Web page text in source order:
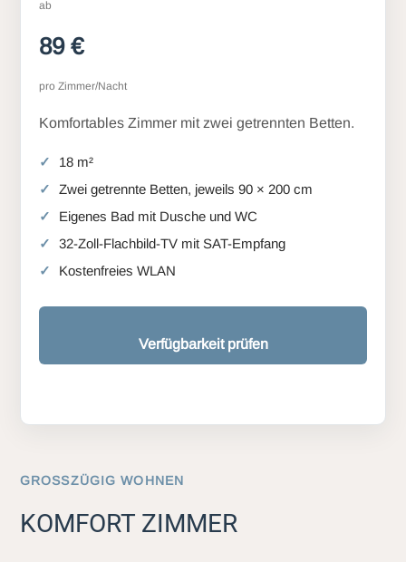
ab
89 €
pro Zimmer/Nacht
Komfortables Zimmer mit zwei getrennten Betten.
18 m²
Zwei getrennte Betten, jeweils 90 × 200 cm
Eigenes Bad mit Dusche und WC
32-Zoll-Flachbild-TV mit SAT-Empfang
Kostenfreies WLAN
Verfügbarkeit prüfen
GROSSZÜGIG WOHNEN
KOMFORT ZIMMER